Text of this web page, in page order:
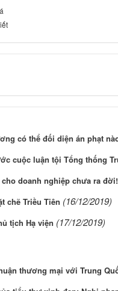
có thể đối diện án phạt
cuộc luận tội Tổng thống
doanh nghiệp chưa ra
chẽ Triều Tiên (16/12/2019)
tịch Hạ viện (17/12/2019)
thương mại với Trung